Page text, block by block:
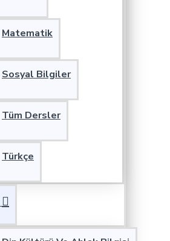
Matematik
Sosyal Bilgiler
Tüm Dersler
Türkçe